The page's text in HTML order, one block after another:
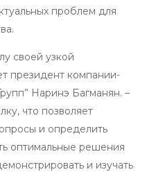
проблем для
своей узкой
президент компании-
Наринэ Багманян. –
что позволяет
и определить
оптимальные решения
и изучать